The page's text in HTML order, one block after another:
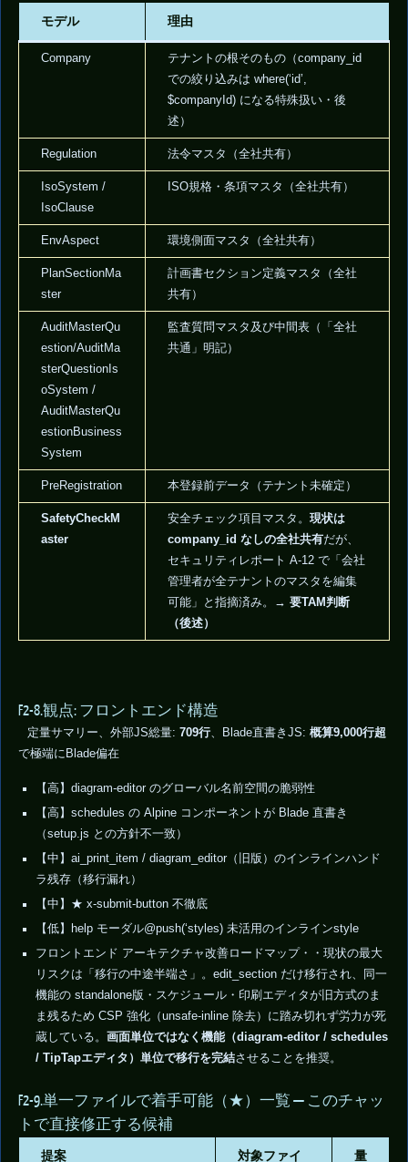
モデル 理由
Company
テナントの根そのもの（company_id
での絞り込みは where(‘id’,
$companyId) になる特殊扱い・後
述）
Regulation 法令マスタ（全社共有）
IsoSystem /
IsoClause
ISO規格・条項マスタ（全社共有）
EnvAspect 環境側面マスタ（全社共有）
PlanSectionMa
ster
計画書セクション定義マスタ（全社
共有）
AuditMasterQu
estion/AuditMa
sterQuestionIs
oSystem /
AuditMasterQu
estionBusiness
System
監査質問マスタ及び中間表（「全社
共通」明記）
PreRegistration 本登録前データ（テナント未確定）
SafetyCheckM
aster
安全チェック項目マスタ。 現状は
company_id なしの全社共有だが、
セキュリティレポート A-12 で「会社
管理者が全テナントのマスタを編集
可能」と指摘済み。→ 要TAM判断
（後述）
F2-8.観点: フロントエンド構造
定量サマリー、外部JS総量: 709行、Blade直書きJS: 概算9,000行超
で極端にBlade偏在
【高】diagram-editor のグローバル名前空間の脆弱性
【高】schedules の Alpine コンポーネントが Blade 直書き
（setup.js との方針不一致）
【中】ai_print_item / diagram_editor（旧版）のインラインハンド
ラ残存（移行漏れ）
【中】★ x-submit-button 不徹底
【低】help モーダル@push(‘styles) 未活用のインラインstyle
フロントエンド アーキテクチャ改善ロードマップ・・現状の最大
リスクは「移行の中途半端さ」。edit_section だけ移行され、同一
機能の standalone版・スケジュール・印刷エディタが旧方式のま
ま残るため CSP 強化（unsafe-inline 除去）に踏み切れず労力が死
蔵している。 画面単位ではなく機能（diagram-editor / schedules
/ TipTapエディタ）単位で移行を完結させることを推奨。
F2-9.単一ファイルで着手可能（★）一覧 — このチャッ
トで直接修正する候補
提案 対象ファイ 量